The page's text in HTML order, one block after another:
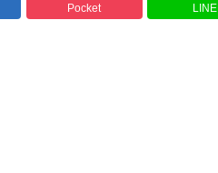
Pocket LINE